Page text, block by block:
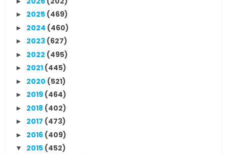
► 2025 (469)
► 2024 (460)
► 2023 (627)
► 2022 (495)
► 2021 (445)
► 2020 (521)
► 2019 (464)
► 2018 (402)
► 2017 (473)
► 2016 (409)
▼ 2015 (452)